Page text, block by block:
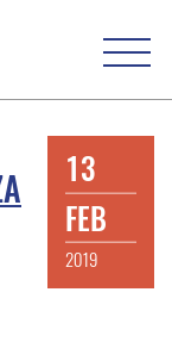
13
FEB
2019